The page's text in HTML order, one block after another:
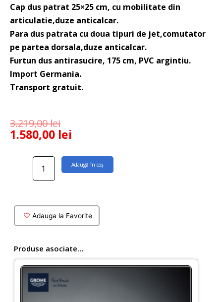
Cap dus patrat 25×25 cm, cu mobilitate din
articulatie,duze anticalcar.
Para dus patrata cu doua tipuri de jet,comutator
pe partea dorsala,duze anticalcar.
Furtun dus antirasucire, 175 cm, PVC argintiu.
Import Germania.
Transport gratuit.
3.219,00lei
1.580,00 lei
Cantitate
Cube
250
baterie
Adaugă în coș
Adauga la Favorite
Produse asociate…